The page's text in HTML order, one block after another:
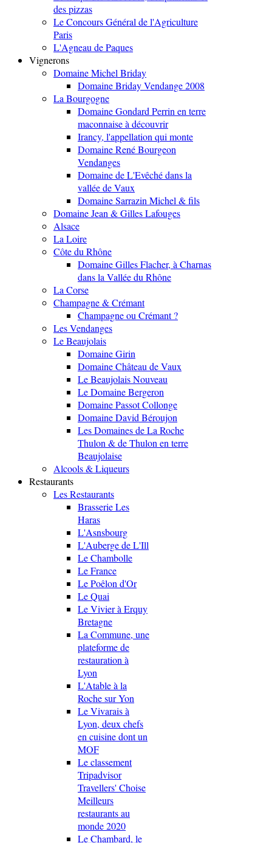
des pizzas
Le Concours Général de l'Agriculture
Paris
L'Agneau de Paques
Vignerons
Domaine Michel Briday
Domaine Briday Vendange 2008
La Bourgogne
Domaine Gondard Perrin en terre
maconnaise à découvrir
Irancy, l'appellation qui monte
Domaine René Bourgeon
Vendanges
Domaine de L'Evêché dans la
vallée de Vaux
Domaine Sarrazin Michel & fils
Domaine Jean & Gilles Lafouges
Alsace
La Loire
Côte du Rhône
Domaine Gilles Flacher, à Charnas
dans la Vallée du Rhône
La Corse
Champagne & Crémant
Champagne ou Crémant ?
Les Vendanges
Le Beaujolais
Domaine Girin
Domaine Château de Vaux
Le Beaujolais Nouveau
Le Domaine Bergeron
Domaine Passot Collonge
Domaine David Béroujon
Les Domaines de La Roche
Thulon & de Thulon en terre
Beaujolaise
Alcools & Liqueurs
Restaurants
Les Restaurants
Brasserie Les
Haras
L'Asnsbourg
L'Auberge de L'Ill
Le Chambolle
Le France
Le Poêlon d'Or
Le Quai
Le Vivier à Erquy
Bretagne
La Commune, une
plateforme de
restauration à
Lyon
L'Atable à la
Roche sur Yon
Le Vivarais à
Lyon, deux chefs
en cuisine dont un
MOF
Le classement
Tripadvisor
Travellers' Choise
Meilleurs
restaurants au
monde 2020
Le Chambard, le